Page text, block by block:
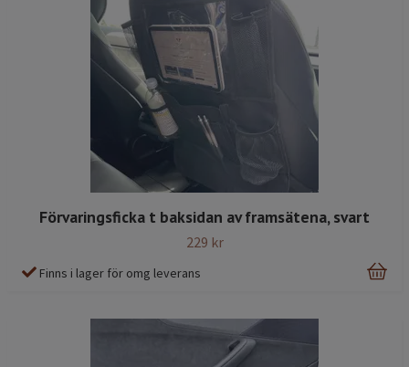
Förvaringsficka t baksidan av framsätena, svart
229 kr
Finns i lager för omg leverans